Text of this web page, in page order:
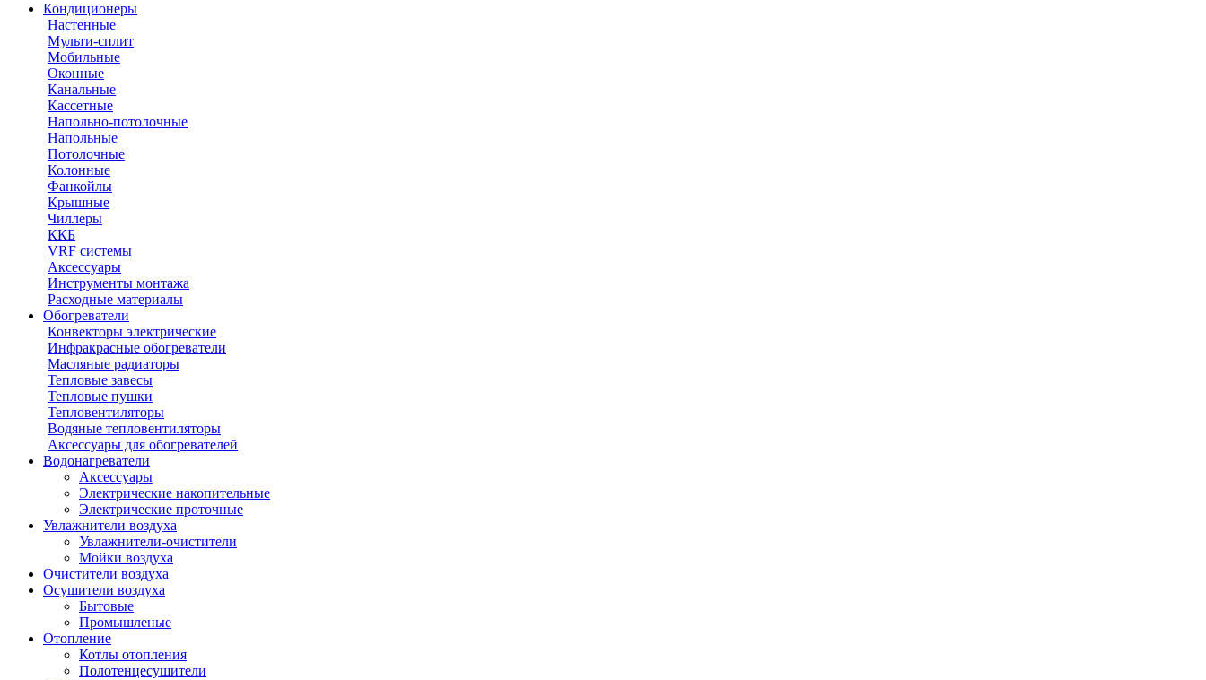
Кондиционеры
Настенные
Мульти-сплит
Мобильные
Оконные
Канальные
Кассетные
Напольно-потолочные
Напольные
Потолочные
Колонные
Фанкойлы
Крышные
Чиллеры
ККБ
VRF системы
Аксессуары
Инструменты монтажа
Расходные материалы
Обогреватели
Конвекторы электрические
Инфракрасные обогреватели
Масляные радиаторы
Тепловые завесы
Тепловые пушки
Тепловентиляторы
Водяные тепловентиляторы
Аксессуары для обогревателей
Водонагреватели
Аксессуары
Электрические накопительные
Электрические проточные
Увлажнители воздуха
Увлажнители-очистители
Мойки воздуха
Очистители воздуха
Осушители воздуха
Бытовые
Промышленые
Отопление
Котлы отопления
Полотенцесушители